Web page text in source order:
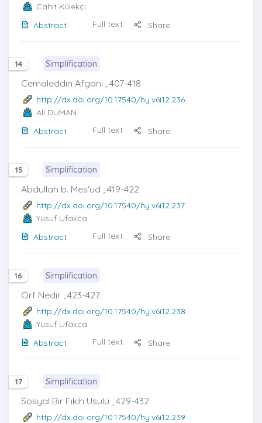
Cahit Külekçi
Abstract
Full text Share
14 Simplification
Cemaleddin Afgani , 407-418
http://dx.doi.org/10.17540/hy.v6i12.236
Ali DUMAN
Abstract
Full text Share
15 Simplification
Abdullah b. Mes'ud , 419-422
http://dx.doi.org/10.17540/hy.v6i12.237
Yusuf Ufakca
Abstract
Full text Share
16 Simplification
Örf Nedir , 423-427
http://dx.doi.org/10.17540/hy.v6i12.238
Yusuf Ufakca
Abstract
Full text Share
17 Simplification
Sosyal Bir Fıkıh Usulü , 429-432
http://dx.doi.org/10.17540/hy.v6i12.239